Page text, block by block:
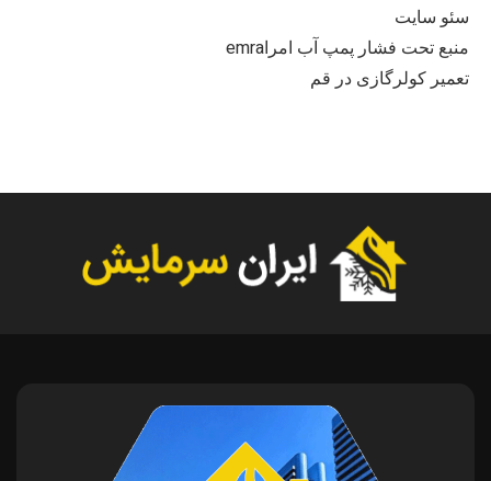
سئو سایت
منبع تحت فشار پمپ آب امراemra
تعمیر کولرگازی در قم